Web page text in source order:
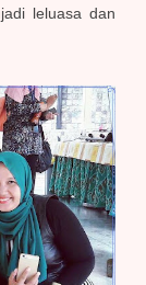
leluasa dan